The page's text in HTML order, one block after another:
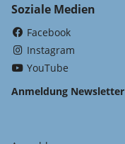
Soziale Medien
Facebook
Instagram
YouTube
Anmeldung Newsletter